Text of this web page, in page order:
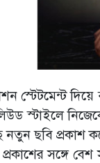
স্টেটমেন্ট
স্টাইলে
ছবি প্রকাশ
সঙ্গে বেশ